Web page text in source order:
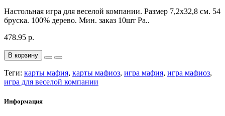
Настольная игра для веселой компании. Размер 7,2х32,8 см. 54
бруска. 100% дерево. Мин. заказ 10шт Ра..
478.95 р.
В корзину
Теги: карты мафия, карты мафиоз, игра мафия, игра мафиоз,
игра для веселой компании
Информация